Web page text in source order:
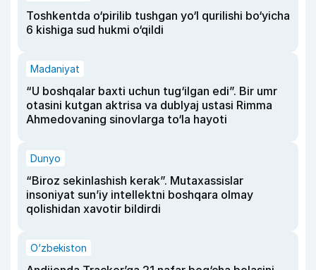
Toshkentda o‘pirilib tushgan yo‘l qurilishi bo‘yicha
6 kishiga sud hukmi o‘qildi
Madaniyat
“U boshqalar baxti uchun tug‘ilgan edi”. Bir umr
otasini kutgan aktrisa va dublyaj ustasi Rimma
Ahmedovaning sinovlarga to‘la hayoti
Dunyo
“Biroz sekinlashish kerak”. Mutaxassislar
insoniyat sun’iy intellektni boshqara olmay
qolishidan xavotir bildirdi
O‘zbekiston